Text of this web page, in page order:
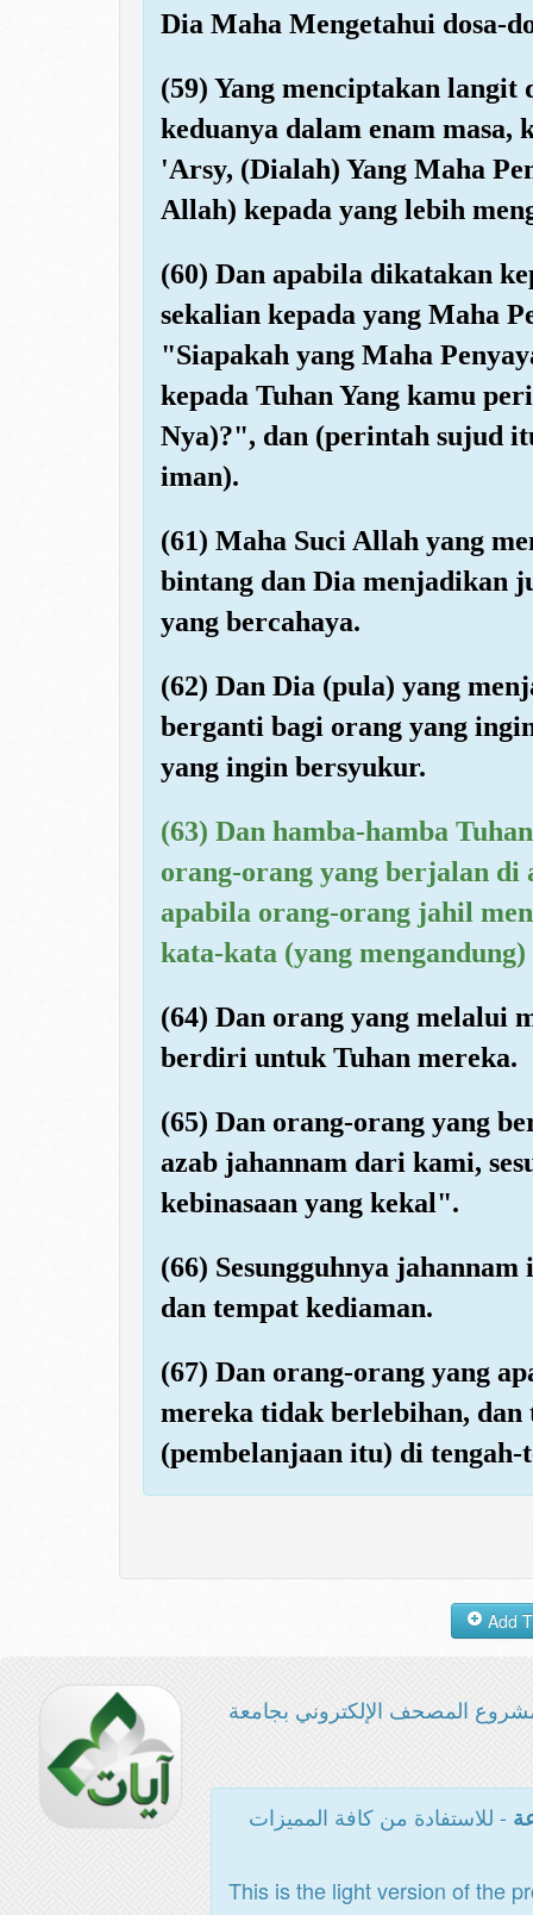
Dia Maha Mengetahui dosa-
(59) Yang menciptakan langit
keduanya dalam enam masa,
'Arsy, (Dialah) Yang Maha
Allah) kepada yang lebih
(60) Dan apabila dikatakan
sekalian kepada yang Maha
"Siapakah yang Maha
kepada Tuhan Yang kamu
Nya)?", dan (perintah sujud
iman).
(61) Maha Suci Allah yang
bintang dan Dia menjadikan
yang bercahaya.
(62) Dan Dia (pula) yang
berganti bagi orang yang
yang ingin bersyukur.
(63) Dan hamba-hamba
orang-orang yang berjalan di
apabila orang-orang jahil
kata-kata (yang mengandung)
(64) Dan orang yang melalui
berdiri untuk Tuhan mereka.
(65) Dan orang-orang yang
azab jahannam dari kami,
kebinasaan yang kekal".
(66) Sesungguhnya
dan tempat kediaman.
(67) Dan orang-orang yang
mereka tidak berlebihan,
(pembelanjaan itu) di
المصحف الإلكتروني بجامعة
- للاستفادة من كافة المميزات
This is the light version of the